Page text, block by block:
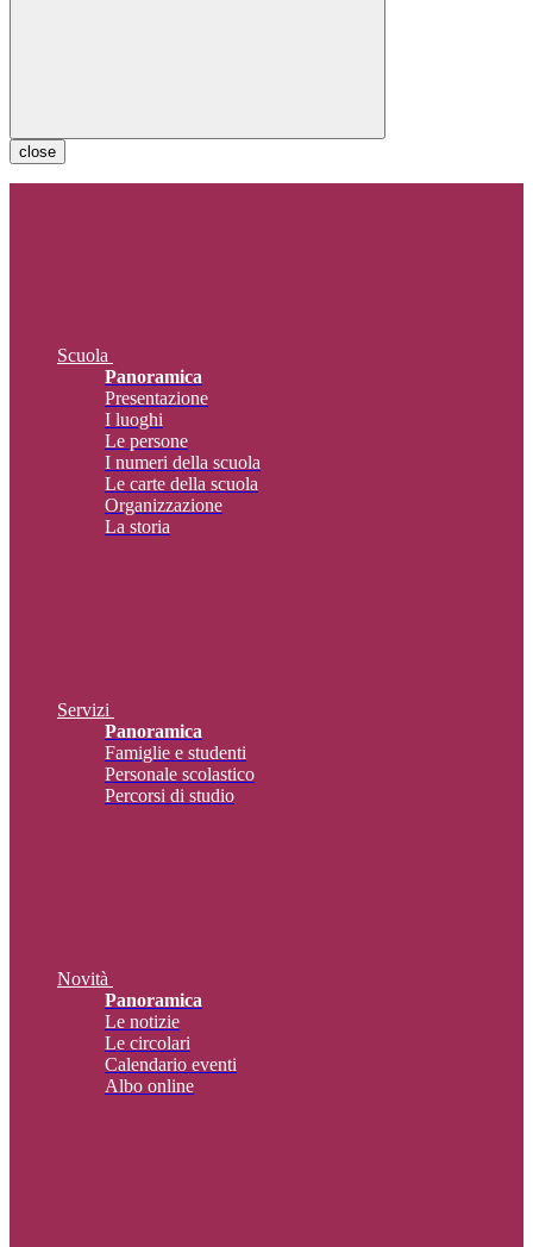
close
Scuola
Panoramica
Presentazione
I luoghi
Le persone
I numeri della scuola
Le carte della scuola
Organizzazione
La storia
Servizi
Panoramica
Famiglie e studenti
Personale scolastico
Percorsi di studio
Novità
Panoramica
Le notizie
Le circolari
Calendario eventi
Albo online